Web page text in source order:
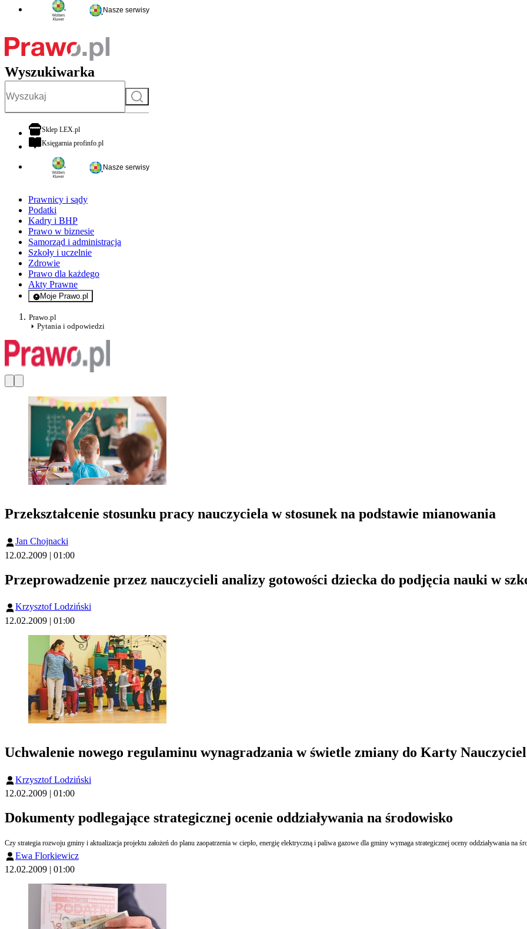
Nasze serwisy
Wyszukiwarka
Szukaj
Sklep LEX.plotwiera się w nowej karcie
Księgarnia profinfo.plotwiera się w nowej karcie
Nasze serwisy
Prawnicy i sądy
Podatki
Kadry i BHP
Prawo w biznesie
Samorząd i administracja
Szkoły i uczelnie
Zdrowie
Prawo dla każdego
Akty Prawne
Moje Prawo.pl
- rejestracja i logowanie do serwisu
Prawo.pl
Pytania i odpowiedzi
Przekształcenie stosunku pracy nauczyciela w stosunek na podstawie mianowania
Jan Chojnacki
12.02.2009 | 01:00
Przeprowadzenie przez nauczycieli analizy gotowości dziecka do podjęcia nauki w
Krzysztof Lodziński
12.02.2009 | 01:00
Uchwalenie nowego regulaminu wynagradzania w świetle zmiany do Karty
Krzysztof Lodziński
12.02.2009 | 01:00
Dokumenty podlegające strategicznej ocenie oddziaływania na środowisko
Czy strategia rozwoju gminy i aktualizacja projektu założeń do planu zaopatrzenia w ciepło, energię elektryczną i paliwa gazowe dla gminy wymaga strategicznej oceny oddziaływania na
Ewa Florkiewicz
12.02.2009 | 01:00